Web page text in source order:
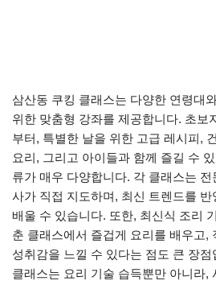
삼산동 쿠킹 클래스는 다양한 연령대
위한 맞춤형 강좌를 제공합니다. 초보
부터, 특별한 날을 위한 고급 레시피,
요리, 그리고 아이들과 함께 즐길 수
류가 매우 다양합니다. 각 클래스는
사가 직접 지도하며, 최신 트렌드를
배울 수 있습니다. 또한, 최신식 조리
춘 클래스에서 즐겁게 요리를 배우고,
성취감을 느낄 수 있다는 점도 큰 장
클래스는 요리 기술 습득뿐만 아니라,